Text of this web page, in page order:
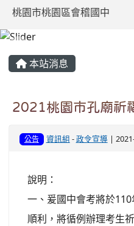
桃園市桃園區會稽國中
本站消息
2021桃園市孔廟祈
公告 資訊組 -政令宣導|
說明：
一、爰國中會考將於
順利，將循例辦理考生